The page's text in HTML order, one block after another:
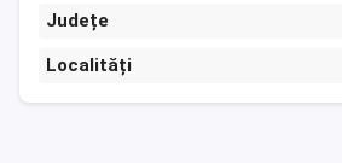
Județe
Localități